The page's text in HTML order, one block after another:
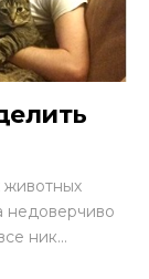
недоверчиво
ник...